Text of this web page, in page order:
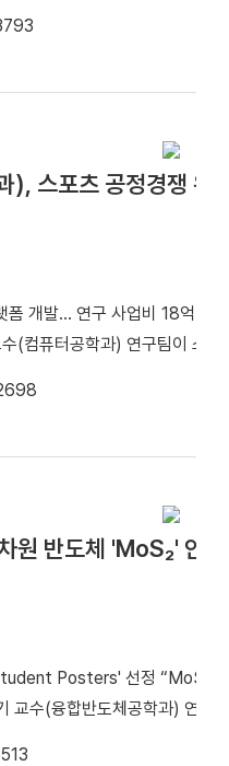
서 염색체 밖 DNA인 ecDNA
내성 획득 과정을 체계적으
의료 기반의 차세대 혁신 항
안시 및 충청남도 지원사업의
하는 반도체 연구개발(R&D)
성과의 우수성과 산업적 파급
하나의 구조로 집적해 센서가
기술을 개발하고 있다. 특히
소모와 처리 지연 문제를 극
에서 높은 평가를 받았다. 연
용 분야에서 활용될 것으로
), 스포츠 공정경쟁 위
폼 개발… 연구 사업비 18억 원
(컴퓨터공학과) 연구팀이 스
는 2028년까지 총 18억 원의
연구기관으로 참여해 IoT 기반
김선오 교수 연구팀은 스포츠
은 간편키트 검사 결과와 검
선할 계획이다. 향후 연구팀
후 조기 추적 알고리즘 개발
을 갖춘 통합 플랫폼 구현을
원 반도체 'MoS₂' 안
Posters' 선정 “MoS₂ 전
교수(융합반도체공학과) 연구